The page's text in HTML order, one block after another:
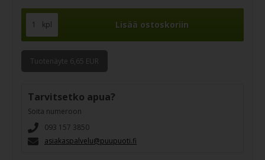
kpl
Tuotenäyte 6,65 EUR
Tarvitsetko apua?
Soita numeroon
093 157 3850
asiakaspalvelu@puupuoti.fi